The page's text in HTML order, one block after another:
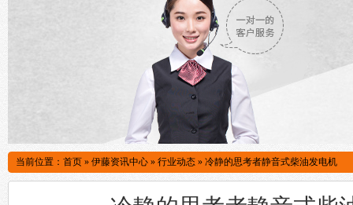
当前位置： 首页 » 伊藤资讯中心 » 行业动态 » 冷静的思考者静音式柴油发电机